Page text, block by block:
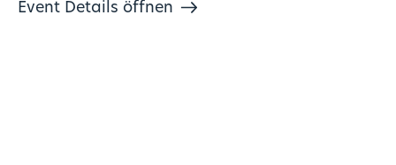
Event Details öffnen